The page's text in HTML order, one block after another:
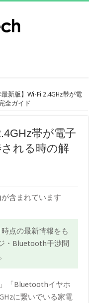
最新版】Wi-Fi 2.4GHz帯が電
全ガイド
帯が電子
れる時の解
含まれています
点の最新情報をも
・Bluetooth干渉問
「Bluetoothイヤホ
に繋いでいる家電